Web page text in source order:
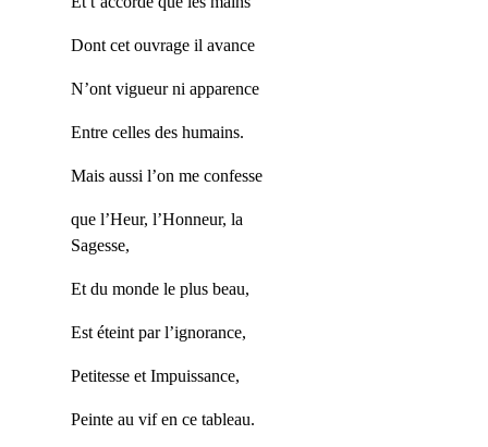
Dont cet ouvrage il avance
N’ont vigueur ni apparence
Entre celles des humains.
Mais aussi l’on me confesse
que l’Heur, l’Honneur, la
Sagesse,
Et du monde le plus beau,
Est éteint par l’ignorance,
Petitesse et Impuissance,
Peinte au vif en ce tableau.